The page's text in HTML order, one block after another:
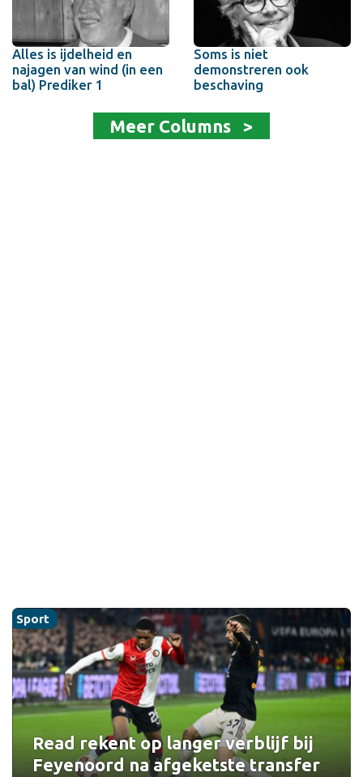
Alles is ijdelheid en
najagen van wind (in een
bal) Prediker 1
Soms is niet
demonstreren ook
beschaving
Meer Columns >
Read rekent op langer verblijf bij
Feyenoord na afgeketste transfer
Sport